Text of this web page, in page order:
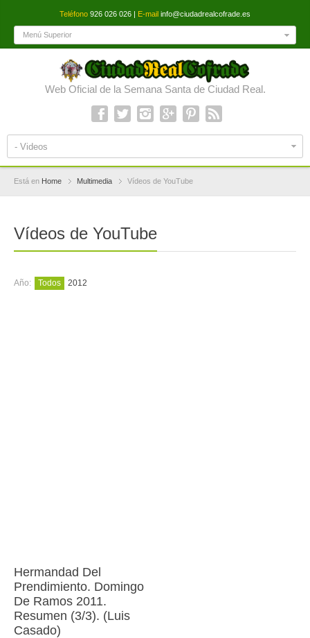
Teléfono 926 026 026 | E-mail info@ciudadrealcofrade.es
Menú Superior
Web Oficial de la Semana Santa de Ciudad Real.
- Videos
Está en Home Multimedia Vídeos de YouTube
Vídeos de YouTube
Año: Todos 2012
Hermandad Del
Prendimiento. Domingo
De Ramos 2011.
Resumen (3/3). (Luis
Casado)